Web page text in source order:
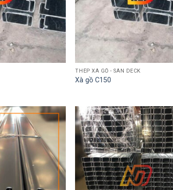
THÉP XÀ GỒ - SÀN DECK
Xà gồ C150